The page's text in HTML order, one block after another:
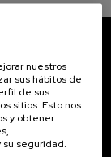
nuestros
sus hábitos de
de sus
sitios. Esto nos
y obtener
seguridad.